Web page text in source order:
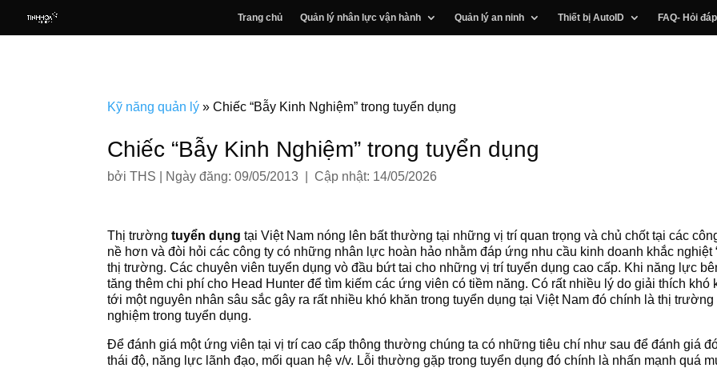
Trang chủ Quản lý nhân lực vận hành Quản lý an ninh Thiết bị AutoID FAQ- Hỏi đáp
Kỹ năng quản lý »Chiếc “Bẫy Kinh Nghiệm” trong tuyển dụng
Chiếc “Bẫy Kinh Nghiệm” trong tuyển dụng
bởiTHS Ngày đăng: 09/05/2013 | Cập nhật: 14/05/2026
Thị trườngtuyển dụng tại Việt Nam nóng lên bất thường tại những vị trí quan trọng và chủ chốt tại các
nề hơn và đòi hỏi các công ty có những nhân lực hoàn hảo nhằm đáp ứng nhu cầu kinh doanh khắc
thị trường. Các chuyên viên tuyển dụng vò đầu bứt tai cho những vị trí tuyển dụng cao cấp. Khi năng lực
tăng thêm chi phí cho Head Hunter để tìm kiếm các ứng viên có tiềm năng. Có rất nhiều lý do giải thích
tới một nguyên nhân sâu sắc gây ra rất nhiều khó khăn trong tuyển dụng tại Việt Nam đó chính là thị
nghiệm trong tuyển dụng.
Để đánh giá một ứng viên tại vị trí cao cấp thông thường chúng ta có những tiêu chí như sau để đánh giá
thái độ, năng lực lãnh đạo, mối quan hệ v/v. Lỗi thường gặp trong tuyển dụng đó chính là nhấn mạnh quá